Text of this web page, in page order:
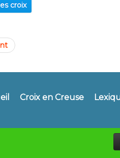
croix
Croix en Creuse